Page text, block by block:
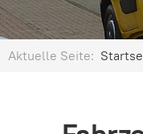
Aktuelle Seite: